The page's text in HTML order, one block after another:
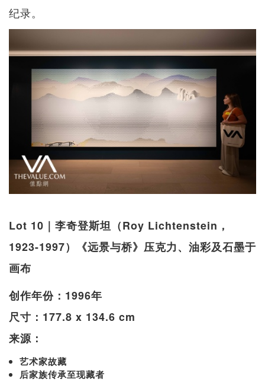
纪录。
Lot 10｜李奇登斯坦（Roy Lichtenstein，
1923-1997）《远景与桥》压克力、油彩及石墨于
画布
创作年份：1996年
尺寸：177.8 x 134.6 cm
来源：
艺术家故藏
后家族传承至现藏者